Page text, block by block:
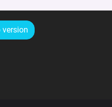
version